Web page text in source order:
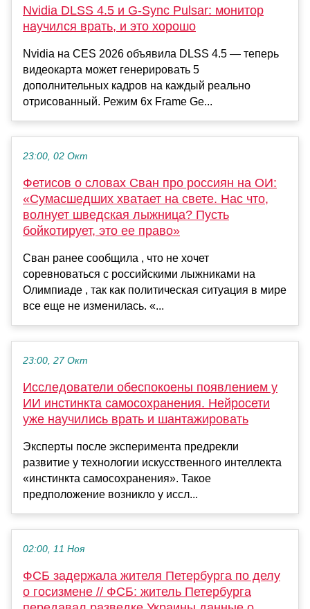
Nvidia DLSS 4.5 и G-Sync Pulsar: монитор
научился врать, и это хорошо
Nvidia на CES 2026 объявила DLSS 4.5 — теперь
видеокарта может генерировать 5
дополнительных кадров на каждый реально
отрисованный. Режим 6x Frame Ge...
23:00, 02 Окт
Фетисов о словах Сван про россиян на ОИ:
«Сумасшедших хватает на свете. Нас что,
волнует шведская лыжница? Пусть
бойкотирует, это ее право»
Сван ранее сообщила , что не хочет
соревноваться с российскими лыжниками на
Олимпиаде , так как политическая ситуация в мире
все еще не изменилась. «...
23:00, 27 Окт
Исследователи обеспокоены появлением у
ИИ инстинкта самосохранения. Нейросети
уже научились врать и шантажировать
Эксперты после эксперимента предрекли
развитие у технологии искусственного интеллекта
«инстинкта самосохранения». Такое
предположение возникло у иссл...
02:00, 11 Ноя
ФСБ задержала жителя Петербурга по делу
о госизмене // ФСБ: житель Петербурга